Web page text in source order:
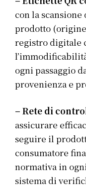
con la
prodotto
registro digitale
ogni passaggio
provenienza e
– Rete di
assicurare
seguire il
consumatore
normativa in
sistema di